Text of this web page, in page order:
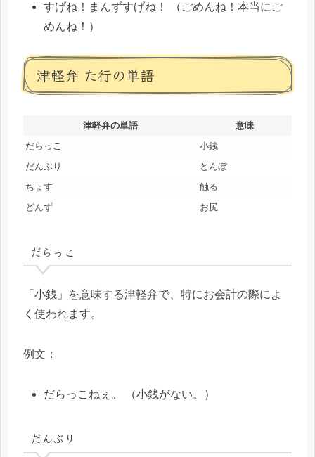
すげね！まんずすげね！ （ごめんね！本当にご
めんね！）
津軽弁 た行の単語
津軽弁の単語
意味
だらっこ
小銭
だんぶり
とんぼ
ちょす
触る
どんず
お尻
だらっこ
「小銭」を意味する津軽弁で、特にお会計の際によ
く使われます。
例文：
だらっこねぇ。 （小銭がない。）
だんぶり